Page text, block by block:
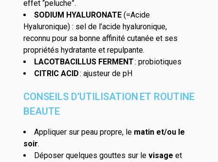
effet “peluche”.
SODIUM HYALURONATE (=Acide
Hyaluronique) : sel de l’acide hyaluronique,
reconnu pour sa bonne affinité cutanée et ses
propriétés hydratante et repulpante.
LACOTBACILLUS FERMENT: probiotiques
CITRIC ACID: ajusteur de pH
CONSEILS D’UTILISATION ET ROUTINE
BEAUTE
Appliquer sur peau propre, le matin et/ou le
soir.
Déposer quelques gouttes sur le visage et